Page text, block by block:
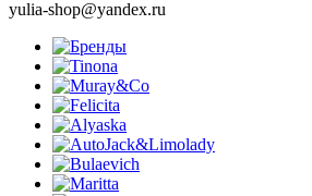
yulia-shop@yandex.ru